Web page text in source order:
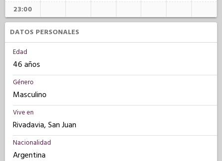
23:00
DATOS PERSONALES
Edad
46 años
Género
Masculino
Vive en
Rivadavia, San Juan
Nacionalidad
Argentina